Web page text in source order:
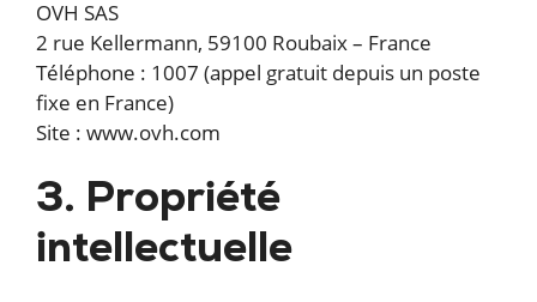
OVH SAS
2 rue Kellermann, 59100 Roubaix – France
Téléphone : 1007 (appel gratuit depuis un poste
fixe en France)
Site : www.ovh.com
3. Propriété
intellectuelle